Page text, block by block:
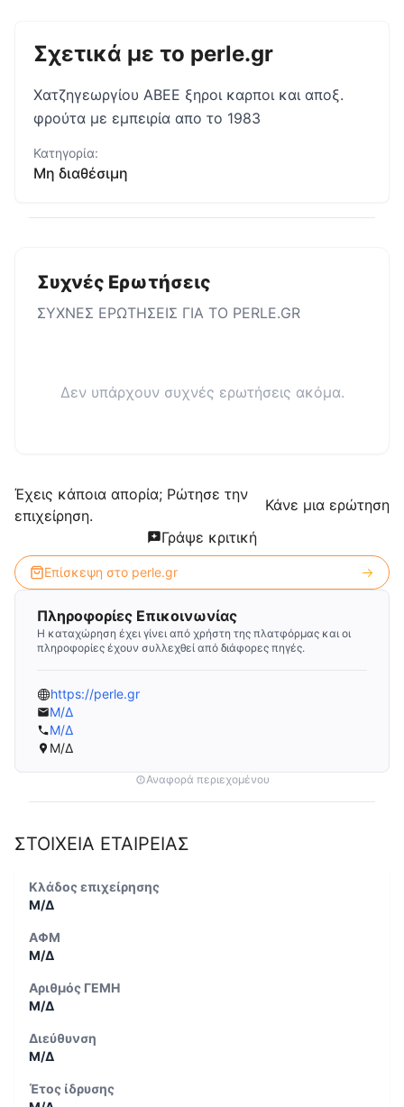
Σχετικά με το perle.gr
Χατζηγεωργίου ΑΒΕΕ ξηροι καρποι και αποξ.
φρούτα με εμπειρία απο το 1983
Κατηγορία:
Μη διαθέσιμη
Συχνές Ερωτήσεις
ΣΥΧΝΕΣ ΕΡΩΤΗΣΕΙΣ ΓΙΑ ΤΟ PERLE.GR
Δεν υπάρχουν συχνές ερωτήσεις ακόμα.
Έχεις κάποια απορία; Ρώτησε την
επιχείρηση.
Κάνε μια ερώτηση
Γράψε κριτική
Επίσκεψη στο perle.gr
Πληροφορίες Επικοινωνίας
Η καταχώρηση έχει γίνει από χρήστη της πλατφόρμας και οι
πληροφορίες έχουν συλλεχθεί από διάφορες πηγές.
https://perle.gr
Μ/Δ
Μ/Δ
Μ/Δ
Αναφορά περιεχομένου
ΣΤΟΙΧΕΙΑ ΕΤΑΙΡΕΙΑΣ
Κλάδος επιχείρησης
Μ/Δ
ΑΦΜ
Μ/Δ
Αριθμός ΓΕΜΗ
Μ/Δ
Διεύθυνση
Μ/Δ
Έτος ίδρυσης